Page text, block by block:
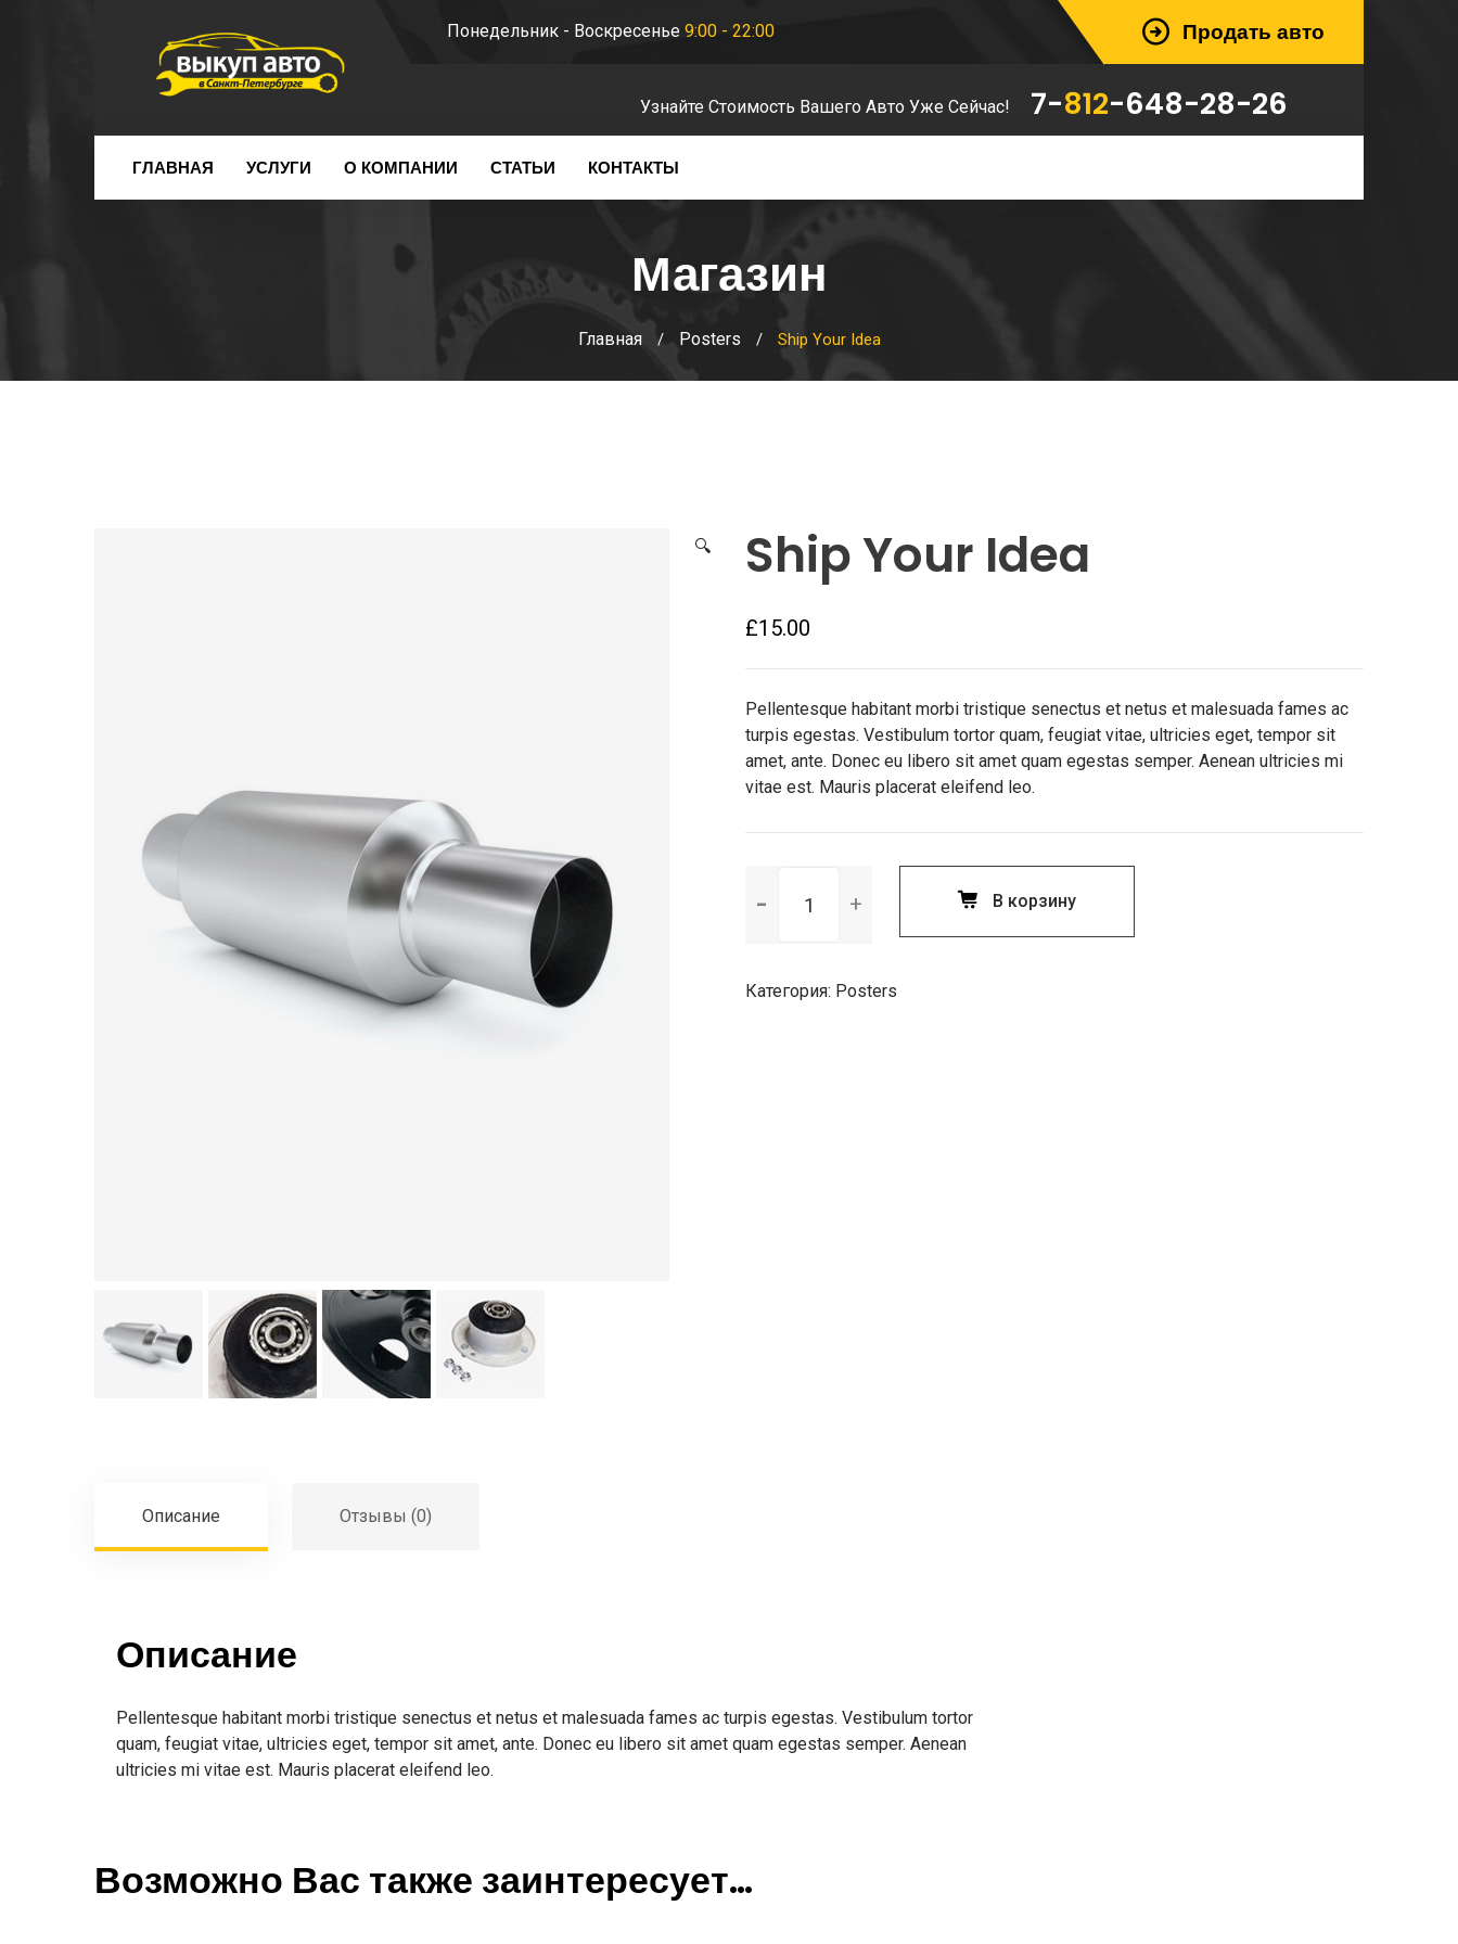
Понедельник - Воскресенье 9:00 - 22:00 Продать авто
Узнайте Стоимость Вашего Авто Уже Сейчас! 7-812-648-28-26
ГЛАВНАЯ УСЛУГИ О КОМПАНИИ СТАТЬИ КОНТАКТЫ
Магазин
Главная / Posters / Ship Your Idea
🔍 Ship Your Idea
£15.00
Pellentesque habitant morbi tristique senectus et netus et malesuada fames ac
turpis egestas. Vestibulum tortor quam, feugiat vitae, ultricies eget, tempor sit
amet, ante. Donec eu libero sit amet quam egestas semper. Aenean ultricies mi
vitae est. Mauris placerat eleifend leo.
Ship
В корзину
Категория: Posters
Описание Отзывы (0)
Описание
Pellentesque habitant morbi tristique senectus et netus et malesuada fames ac turpis egestas. Vestibulum tortor
quam, feugiat vitae, ultricies eget, tempor sit amet, ante. Donec eu libero sit amet quam egestas semper. Aenean
ultricies mi vitae est. Mauris placerat eleifend leo.
Возможно Вас также заинтересует…